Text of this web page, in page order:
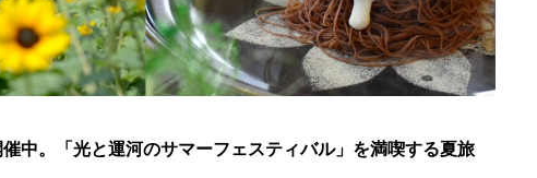
中。「光と運河のサマーフェスティバル」を満喫する夏旅